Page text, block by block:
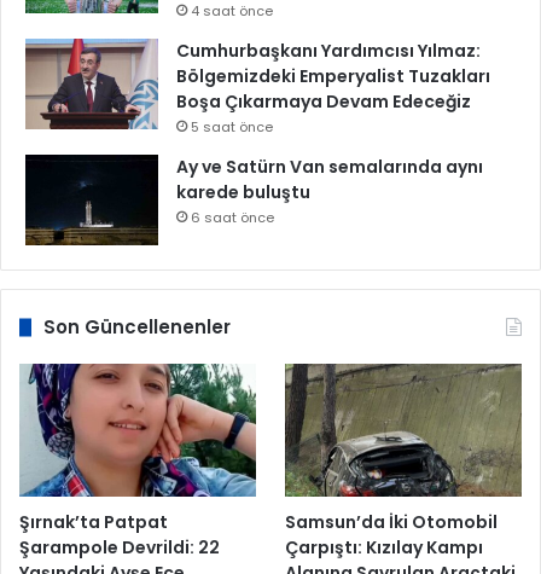
4 saat önce
Cumhurbaşkanı Yardımcısı Yılmaz:
Bölgemizdeki Emperyalist Tuzakları
Boşa Çıkarmaya Devam Edeceğiz
5 saat önce
Ay ve Satürn Van semalarında aynı
karede buluştu
6 saat önce
Son Güncellenenler
Şırnak’ta Patpat
Şarampole Devrildi: 22
Samsun’da İki Otomobil
Çarpıştı: Kızılay Kampı